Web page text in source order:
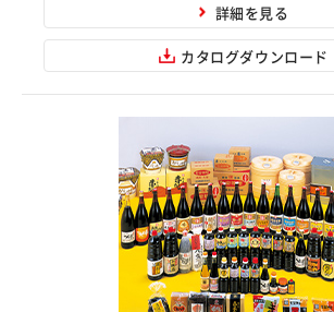
詳細を見る
カタログダウンロード